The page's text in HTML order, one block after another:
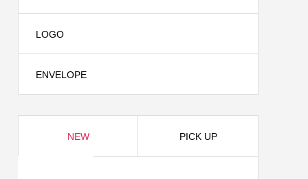
LOGO
ENVELOPE
NEW PICK UP